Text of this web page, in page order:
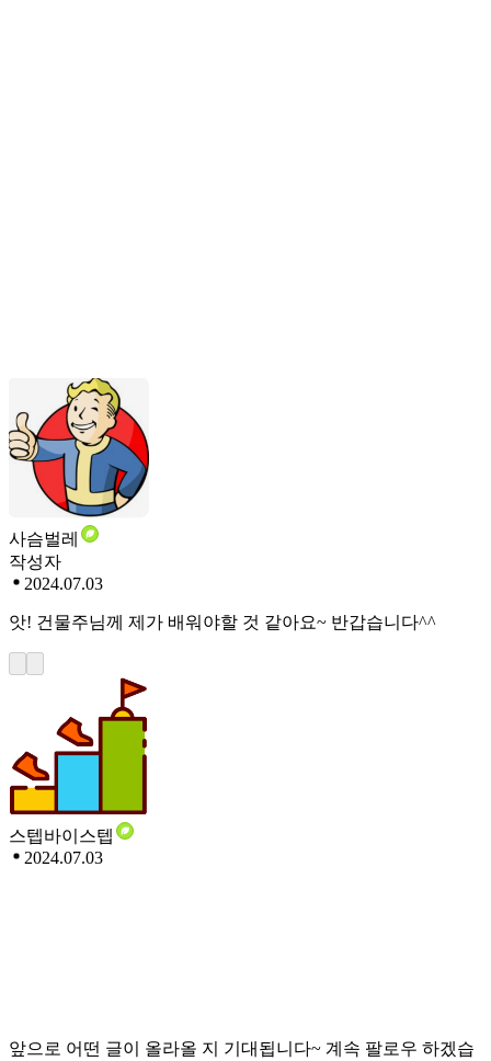
사슴벌레
작성자
2024.07.03
앗! 건물주님께 제가 배워야할 것 같아요~ 반갑습니다^^
스텝바이스텝
2024.07.03
앞으로 어떤 글이 올라올 지 기대됩니다~ 계속 팔로우 하겠습